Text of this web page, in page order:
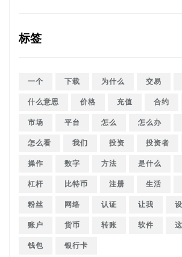
标签
一个 下载 为什么 交易
什么意思
价格 充值 合约
市场
平台 怎么 怎么办
怎么看
我们 投资 投资者
操作
数字 方法 是什么
杠杆
比特币 注册 生活
粉丝
网络 认证 让我
账户
货币 转账 软件
钱包
银行卡